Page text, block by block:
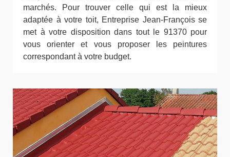
marchés. Pour trouver celle qui est la mieux
adaptée à votre toit, Entreprise Jean-François se
met à votre disposition dans tout le 91370 pour
vous orienter et vous proposer les peintures
correspondant à votre budget.